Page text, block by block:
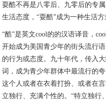
耍酷不再是八零后、九零后的专
生活态度，“耍酷”成为一种生活方
“酷”是英文cool的的汉语译音，
开始成为美国青少年的街头流行
的行为或态度。九十年代，传入
词，成为青少年群体中最流行的
这个人或者在衣着打扮、或者在
立独行、充满个性的。“特立独行